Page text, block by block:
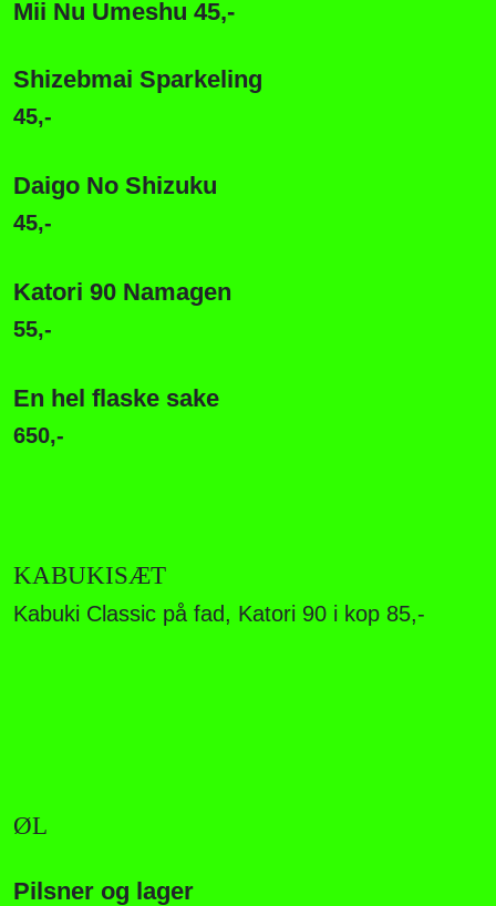
Mii Nu Umeshu 45,-
Shizebmai Sparkeling
45,-
Daigo No Shizuku
45,-
Katori 90 Namagen
55,-
En hel flaske sake
650,-
KABUKISÆT
Kabuki Classic på fad, Katori 90 i kop 85,-
ØL
Pilsner og lager